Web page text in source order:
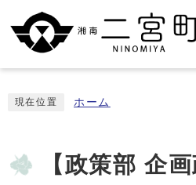
現在位置 ホーム
【政策部 企